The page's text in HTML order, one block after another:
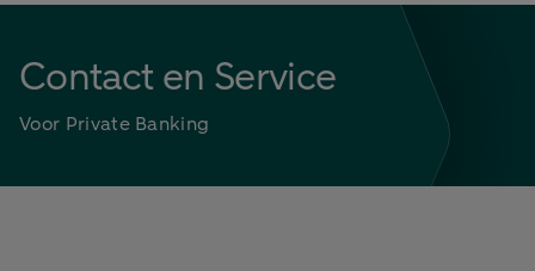
Contact en Service
Voor Private Banking